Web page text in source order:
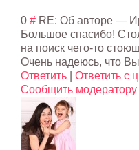
0 # RE: Об авторе —
Большое спасибо!
на поиск чего-то
Очень надеюсь, что Вы
Ответить
Ответить с
Сообщить модератору